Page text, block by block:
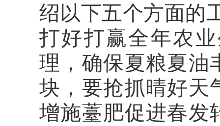
绍以下五个方面的
打好打赢全年农
理，确保夏粮夏油
块，要抢抓晴好天
增施薹肥促进春发